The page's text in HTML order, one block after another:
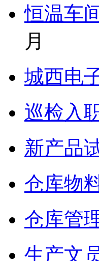
恒温车
月
城西电
巡检入
新产品
仓库物
仓库管
生产文